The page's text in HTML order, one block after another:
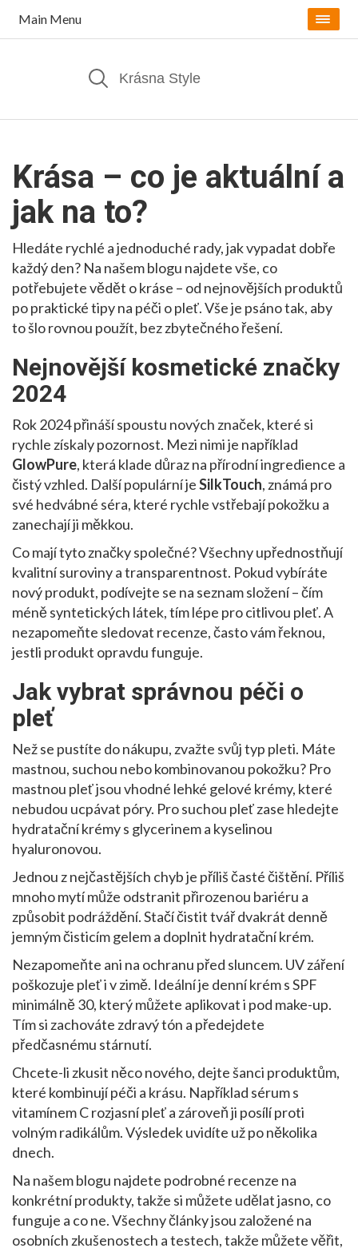
Main Menu
Krása – co je aktuální a
jak na to?
Hledáte rychlé a jednoduché rady, jak vypadat dobře
každý den? Na našem blogu najdete vše, co
potřebujete vědět o kráse – od nejnovějších produktů
po praktické tipy na péči o pleť. Vše je psáno tak, aby
to šlo rovnou použít, bez zbytečného řešení.
Nejnovější kosmetické značky
2024
Rok 2024 přináší spoustu nových značek, které si
rychle získaly pozornost. Mezi nimi je například
GlowPure, která klade důraz na přírodní ingredience a
čistý vzhled. Další populární jeSilkTouch, známá pro
své hedvábné séra, které rychle vstřebají pokožku a
zanechají ji měkkou.
Co mají tyto značky společné? Všechny upřednostňují
kvalitní suroviny a transparentnost. Pokud vybíráte
nový produkt, podívejte se na seznam složení – čím
méně syntetických látek, tím lépe pro citlivou pleť. A
nezapomeňte sledovat recenze, často vám řeknou,
jestli produkt opravdu funguje.
Jak vybrat správnou péči o
pleť
Než se pustíte do nákupu, zvažte svůj typ pleti. Máte
mastnou, suchou nebo kombinovanou pokožku? Pro
mastnou pleť jsou vhodné lehké gelové krémy, které
nebudou ucpávat póry. Pro suchou pleť zase hledejte
hydratační krémy s glycerinem a kyselinou
hyaluronovou.
Jednou z nejčastějších chyb je příliš časté čištění. Příliš
mnoho mytí může odstranit přirozenou bariéru a
způsobit podráždění. Stačí čistit tvář dvakrát denně
jemným čisticím gelem a doplnit hydratační krém.
Nezapomeňte ani na ochranu před sluncem. UV záření
poškozuje pleť i v zimě. Ideální je denní krém s SPF
minimálně 30, který můžete aplikovat i pod make-up.
Tím si zachováte zdravý tón a předejdete
předčasnému stárnutí.
Chcete-li zkusit něco nového, dejte šanci produktům,
které kombinují péči a krásu. Například sérum s
vitamínem C rozjasní pleť a zároveň ji posílí proti
volným radikálům. Výsledek uvidíte už po několika
dnech.
Na našem blogu najdete podrobné recenze na
konkrétní produkty, takže si můžete udělat jasno, co
funguje a co ne. Všechny články jsou založené na
osobních zkušenostech a testech, takže můžete věřit,